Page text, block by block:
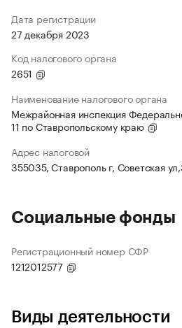
Дата регистрации
27 декабря 2023
Код налогового органа
2651
Наименование налогового органа
Межрайонная инспекция
11 по Ставропольскому краю
Адрес налоговой
355035, Ставрополь г, Советская
Социальные фонды
Регистрационный номер СФР
1212012577
Виды деятельности